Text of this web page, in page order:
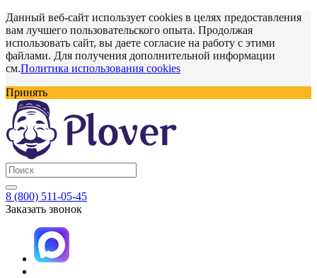
Данный веб-сайт использует cookies в целях предоставления
вам лучшего пользовательского опыта. Продолжая
использовать сайт, вы даете согласие на работу с этими
файлами. Для получения дополнительной информации
см.Политика использования cookies
Принять
8 (800) 511-05-45
Заказать звонок